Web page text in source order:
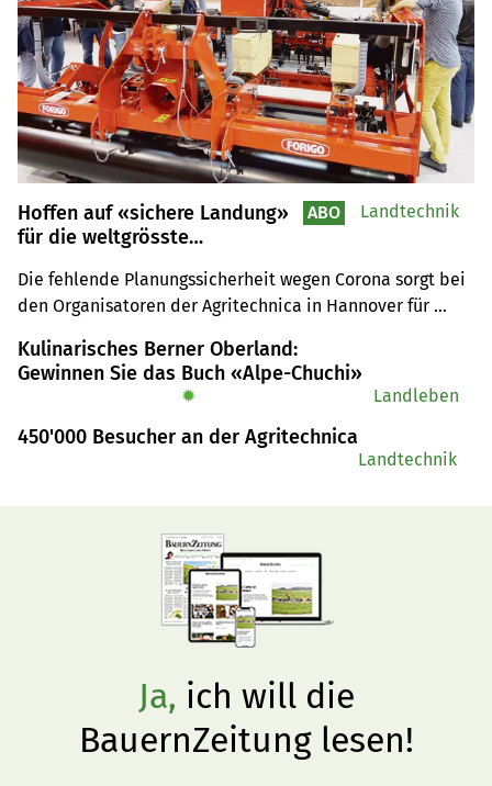
Hoffen auf «sichere Landung»
für die weltgrösste
Die fehlende Planungssicherheit wegen Corona sorgt bei
den Organisatoren der Agritechnica in Hannover für
Messe im Februar 2022 stattfinden kann.
ABO Landtechnik
Kulinarisches Berner Oberland:
Gewinnen Sie das Buch «Alpe-Chuchi»
✹ Landleben
450'000 Besucher an der Agritechnica
Landtechnik
Ja, ich will die
BauernZeitung lesen!